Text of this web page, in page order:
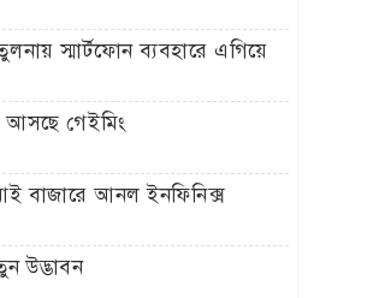
স্মার্টফোন ব্যবহারে এগিয়ে
আসছে গেইমিং
বাজারে আনল ইনফিনিক্স
উদ্ভাবন